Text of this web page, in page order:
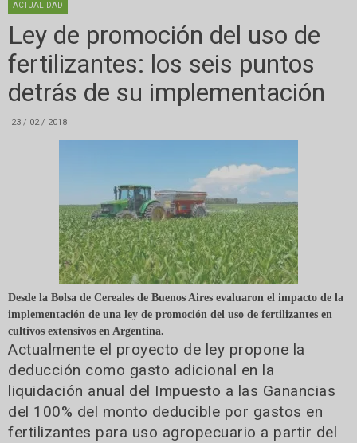
ACTUALIDAD
Ley de promoción del uso de
fertilizantes: los seis puntos
detrás de su implementación
23 / 02 / 2018
Desde la Bolsa de Cereales de Buenos Aires evaluaron el impacto de la
implementación de una ley de promoción del uso de fertilizantes en
cultivos extensivos en Argentina.
Actualmente el proyecto de ley propone la
deducción como gasto adicional en la
liquidación anual del Impuesto a las Ganancias
del 100% del monto deducible por gastos en
fertilizantes para uso agropecuario a partir del